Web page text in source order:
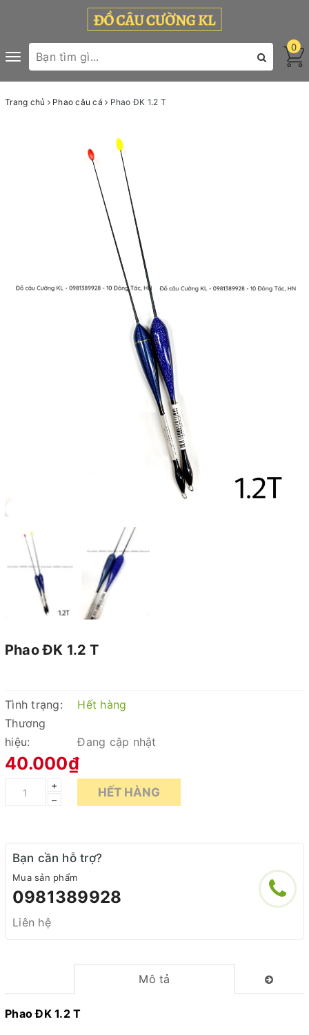
Toggle
navigation
0
Trang chủ Phao câu cá Phao ĐK 1.2 T
Phao ĐK 1.2 T
Tình trạng:
Hết hàng
Thương
hiệu:
Đang cập nhật
40.000₫
+
–
HẾT HÀNG
Bạn cần hỗ trợ?
Mua sản phẩm
0981389928
Liên hệ
Mô tả
Phao ĐK 1.2 T